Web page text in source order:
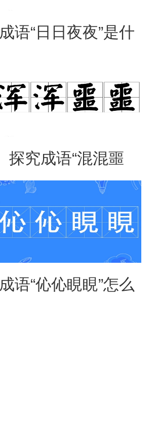
成语“日日夜夜”是什
探究成语“混混噩
噩”的含义与应用
成语“伈伈睍睍”怎么